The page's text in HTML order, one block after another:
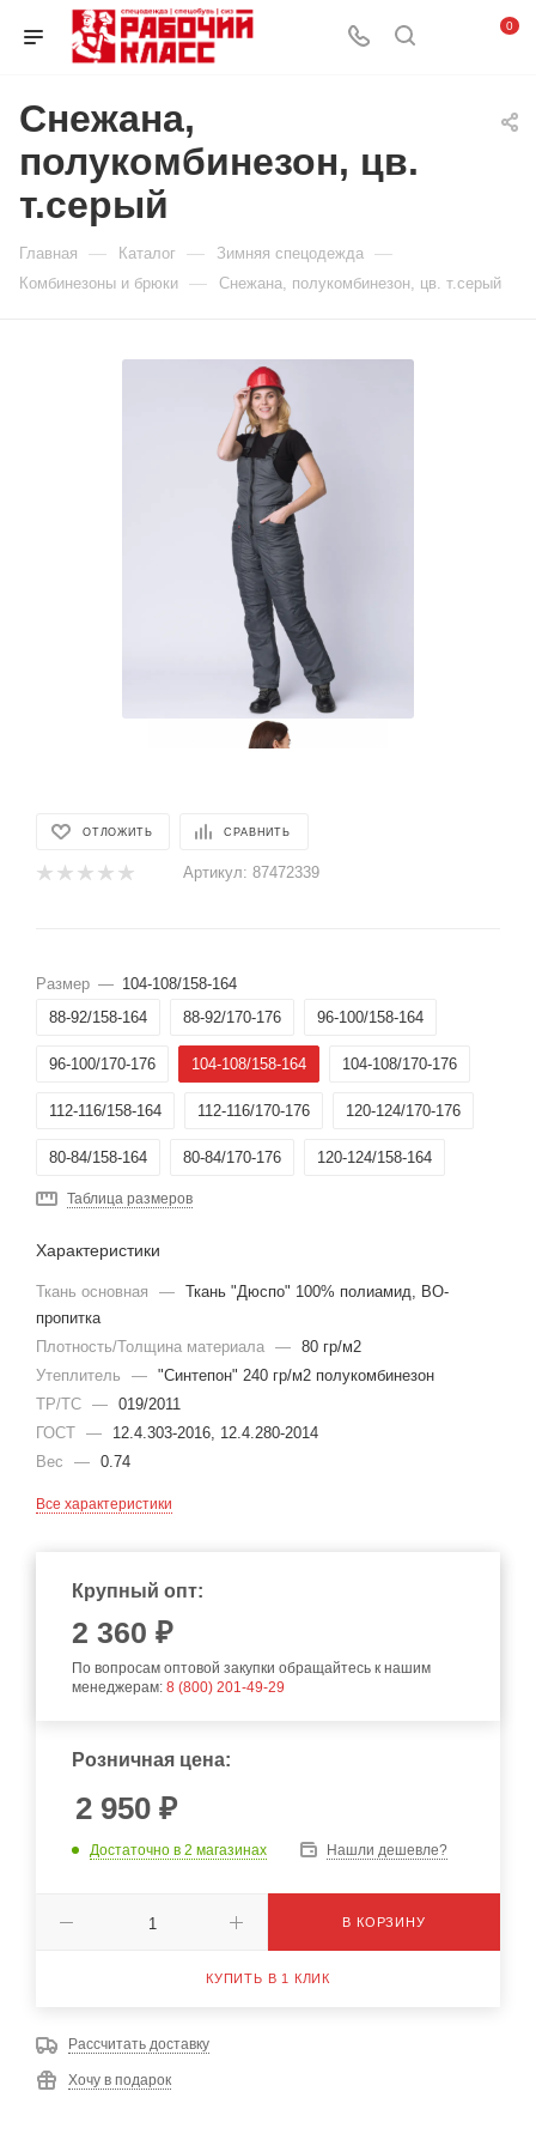
0
Снежана,
полукомбинезон, цв.
т.серый
Главная — Каталог — Зимняя спецодежда —
Комбинезоны и брюки — Снежана, полукомбинезон, цв. т.серый
ОТЛОЖИТЬ СРАВНИТЬ
Артикул: 87472339
Размер — 104-108/158-164
88-92/158-164
88-92/170-176 96-100/158-164
96-100/170-176 104-108/158-164 104-108/170-176
112-116/158-164 112-116/170-176 120-124/170-176
80-84/158-164 80-84/170-176 120-124/158-164
Таблица размеров
Характеристики
Ткань основная — Ткань "Дюспо" 100% полиамид, ВО-
пропитка
Плотность/Толщина материала — 80 гр/м2
Утеплитель
— "Синтепон" 240 гр/м2 полукомбинезон
ТР/ТС — 019/2011
ГОСТ —
12.4.303-2016, 12.4.280-2014
Вес
— 0.74
Все характеристики
Крупный опт:
2 360 ₽
По вопросам оптовой закупки обращайтесь к нашим
менеджерам: 8 (800) 201-49-29
Розничная цена:
2 950 ₽
Достаточно в 2 магазинах Нашли дешевле?
В КОРЗИНУ
КУПИТЬ В 1 КЛИК
Рассчитать доставку
Хочу в подарок